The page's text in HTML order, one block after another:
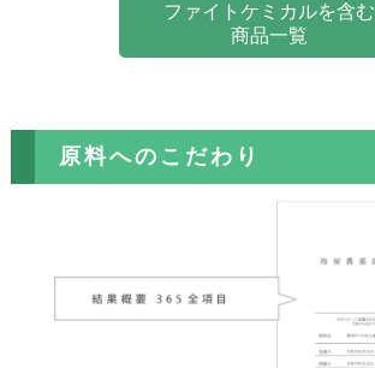
ファイトケミカルを含む
商品一覧
原料へのこだわり